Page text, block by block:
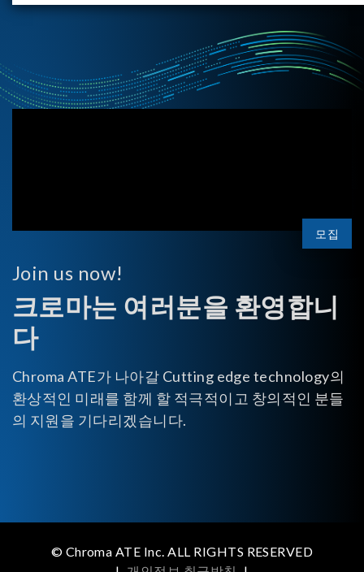
모집
Join us now!
크로마는 여러분을 환영합니
다
Chroma ATE가 나아갈 Cutting edge technology의
환상적인 미래를 함께 할 적극적이고 창의적인 분들
의 지원을 기다리겠습니다.
© Chroma ATE Inc. ALL RIGHTS RESERVED